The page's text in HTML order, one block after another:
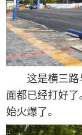
这是横三路与
面都已经打好
始火爆了。